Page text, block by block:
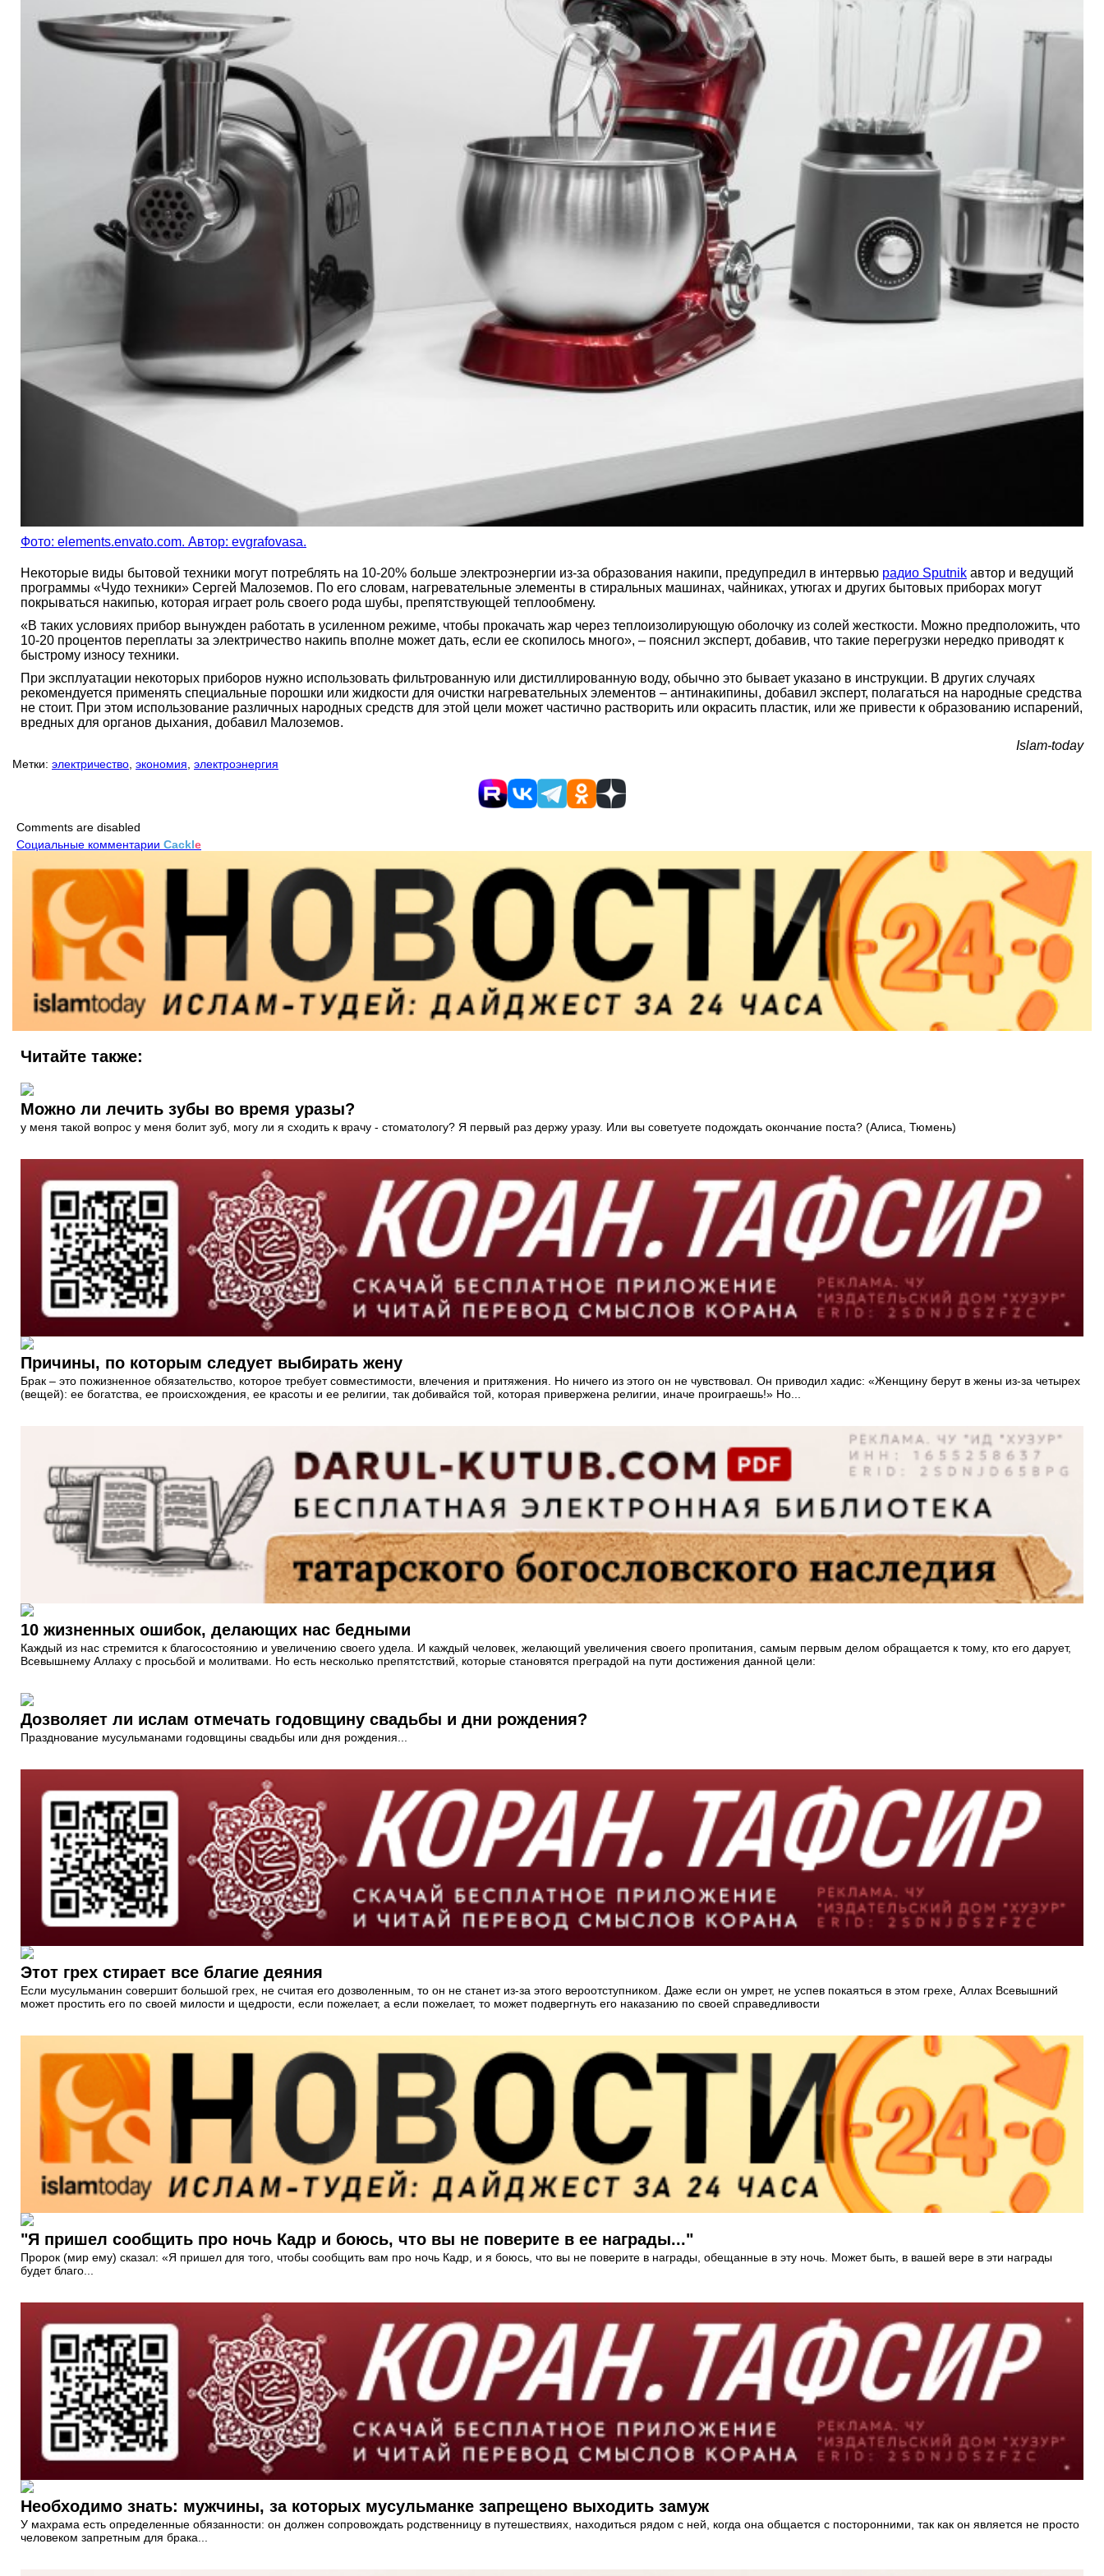
Фото: elements.envato.com. Автор: evgrafovasa.
Некоторые виды бытовой техники могут потреблять на 10-20% больше электроэнергии из-за образования накипи, предупредил в интервью радио Sputnik автор и ведущий
программы «Чудо техники» Сергей Малоземов. По его словам, нагревательные элементы в стиральных машинах, чайниках, утюгах и других бытовых приборах могут
покрываться накипью, которая играет роль своего рода шубы, препятствующей теплообмену.
«В таких условиях прибор вынужден работать в усиленном режиме, чтобы прокачать жар через теплоизолирующую оболочку из солей жесткости. Можно предположить, что
10-20 процентов переплаты за электричество накипь вполне может дать, если ее скопилось много», – пояснил эксперт, добавив, что такие перегрузки нередко приводят к
быстрому износу техники.
При эксплуатации некоторых приборов нужно использовать фильтрованную или дистиллированную воду, обычно это бывает указано в инструкции. В других случаях
рекомендуется применять специальные порошки или жидкости для очистки нагревательных элементов – антинакипины, добавил эксперт, полагаться на народные средства
не стоит. При этом использование различных народных средств для этой цели может частично растворить или окрасить пластик, или же привести к образованию испарений,
вредных для органов дыхания, добавил Малоземов.
Islam-today
Метки: электричество, экономия, электроэнергия
Comments are disabled
Социальные комментарии Cackle
Читайте также:
Можно ли лечить зубы во время уразы?
у меня такой вопрос у меня болит зуб, могу ли я сходить к врачу - стоматологу? Я первый раз держу уразу. Или вы советуете подождать окончание поста? (Алиса, Тюмень)
Причины, по которым следует выбирать жену
Брак – это пожизненное обязательство, которое требует совместимости, влечения и притяжения. Но ничего из этого он не чувствовал. Он приводил хадис: «Женщину берут в жены из-за четырех
(вещей): ее богатства, ее происхождения, ее красоты и ее религии, так добивайся той, которая привержена религии, иначе проиграешь!» Но...
10 жизненных ошибок, делающих нас бедными
Каждый из нас стремится к благосостоянию и увеличению своего удела. И каждый человек, желающий увеличения своего пропитания, самым первым делом обращается к тому, кто его дарует,
Всевышнему Аллаху с просьбой и молитвами. Но есть несколько препятстствий, которые становятся преградой на пути достижения данной цели:
Дозволяет ли ислам отмечать годовщину свадьбы и дни рождения?
Празднование мусульманами годовщины свадьбы или дня рождения...
Этот грех стирает все благие деяния
Если мусульманин совершит большой грех, не считая его дозволенным, то он не станет из-за этого вероотступником. Даже если он умрет, не успев покаяться в этом грехе, Аллах Всевышний
может простить его по своей милости и щедрости, если пожелает, а если пожелает, то может подвергнуть его наказанию по своей справедливости
"Я пришел сообщить про ночь Кадр и боюсь, что вы не поверите в ее награды..."
Пророк (мир ему) сказал: «Я пришел для того, чтобы сообщить вам про ночь Кадр, и я боюсь, что вы не поверите в награды, обещанные в эту ночь. Может быть, в вашей вере в эти награды
будет благо...
Необходимо знать: мужчины, за которых мусульманке запрещено выходить замуж
У махрама есть определенные обязанности: он должен сопровождать родственницу в путешествиях, находиться рядом с ней, когда она общается с посторонними, так как он является не просто
человеком запретным для брака...